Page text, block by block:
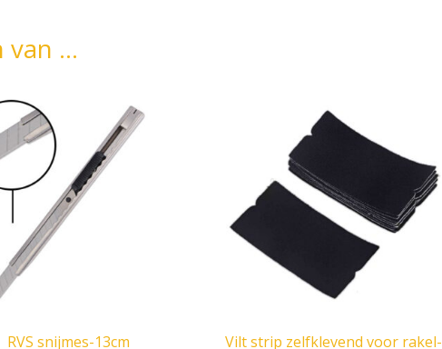
van …
RVS snijmes-13cm
Vilt strip zelfklevend voor rakel-